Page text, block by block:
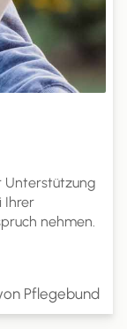
Unterstützung
Ihrer
nehmen.
Sie die
Pflegebund